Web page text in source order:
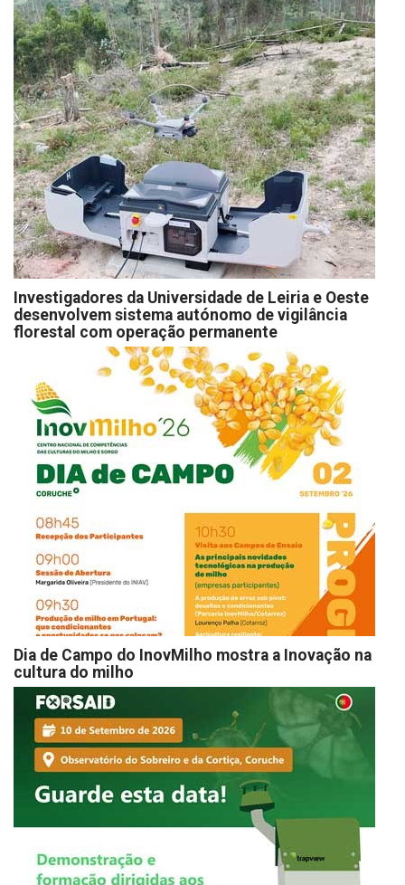
Investigadores da Universidade de Leiria e Oeste
desenvolvem sistema autónomo de vigilância
florestal com operação permanente
Dia de Campo do InovMilho mostra a Inovação na
cultura do milho